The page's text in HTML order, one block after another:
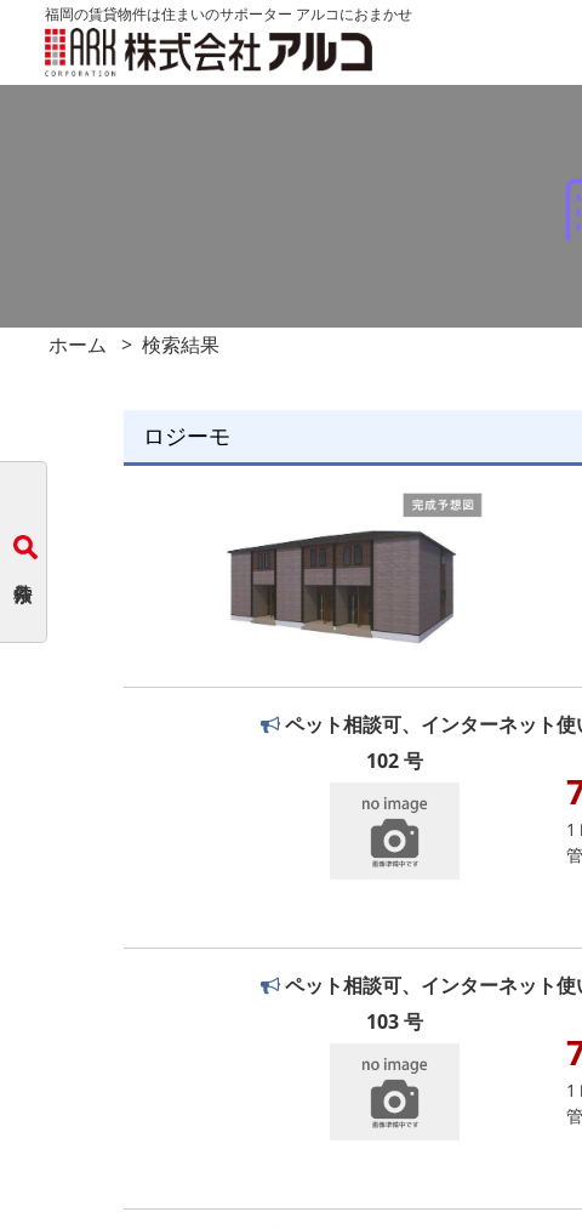
福岡の賃貸物件は住まいのサポーター アルコにおまかせ
ホーム
検索結果
ロジーモ
ペット相談可、インターネット
102 号
1
ペット相談可、インターネット
103 号
1